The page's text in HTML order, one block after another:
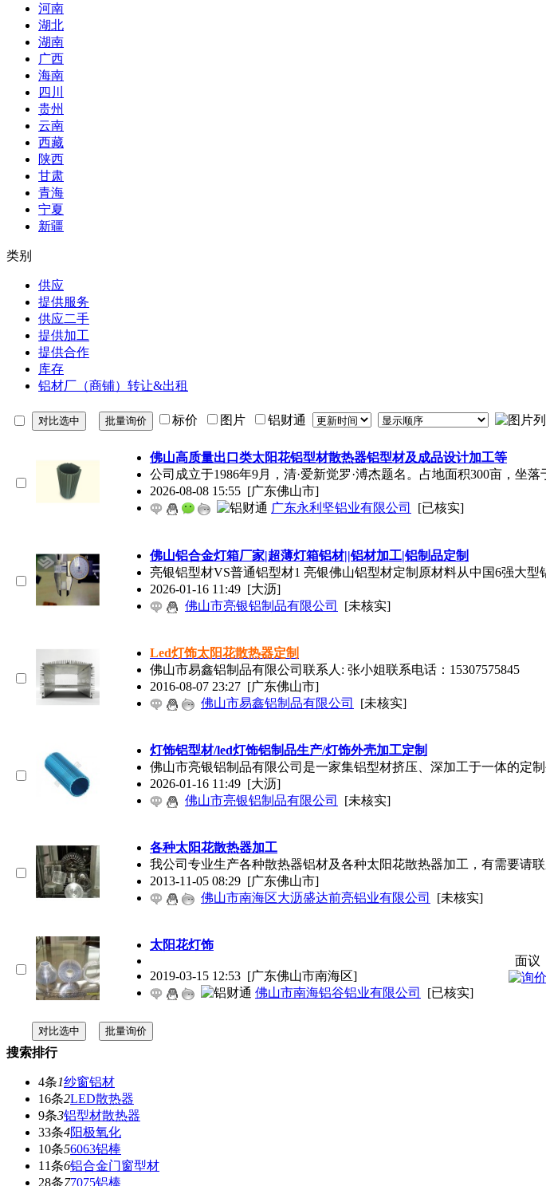
河南
湖北
湖南
广西
海南
四川
贵州
云南
西藏
陕西
甘肃
青海
宁夏
新疆
类别
供应
提供服务
供应二手
提供加工
提供合作
库存
铝材厂（商铺）转让&出租
标价 图片 铝财通
佛山高质量出口类太阳花铝型材散热器铝型材及成品设计加工等
公司成立于1986年9月，清·爱新觉罗·溥杰题名。占地面积300亩，坐
2026-08-08 15:55 [广东佛山市]
广东永利坚铝业有限公司
[已核实]
佛山铝合金灯箱厂家|超薄灯箱铝材||铝材加工|铝制品定制
亮银铝型材VS普通铝型材1 亮银佛山铝型材定制原材料从中国6强大
2026-01-16 11:49 [大沥]
佛山市亮银铝制品有限公司
[未核实]
Led灯饰太阳花散热器定制
佛山市易鑫铝制品有限公司联系人: 张小姐联系电话：15307575845
2016-08-07 23:27 [广东佛山市]
佛山市易鑫铝制品有限公司
[未核实]
灯饰铝型材/led灯饰铝制品生产/灯饰外壳加工定制
佛山市亮银铝制品有限公司是一家集铝型材挤压、深加工于一体的定
2026-01-16 11:49 [大沥]
佛山市亮银铝制品有限公司
[未核实]
各种太阳花散热器加工
我公司专业生产各种散热器铝材及各种太阳花散热器加工，有需要请联
2013-11-05 08:29 [广东佛山市]
佛山市南海区大沥盛达前亮铝业有限公司
[未核实]
太阳花灯饰
2019-03-15 12:53 [广东佛山市南海区]
佛山市南海铝谷铝业有限公司
[已核实]
面议
搜索排行
4条1纱窗铝材
16条2LED散热器
9条3铝型材散热器
33条4阳极氧化
10条56063铝棒
11条6铝合金门窗型材
28条77075铝棒